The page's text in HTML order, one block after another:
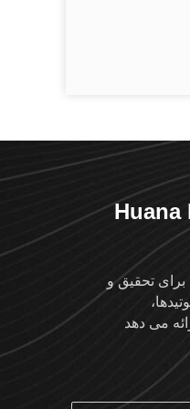
Huana
برای تحقیق و
می دهد